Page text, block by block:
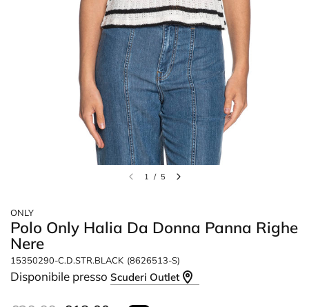
1 / 5
ONLY
Polo Only Halia Da Donna Panna Righe
Nere
15350290-C.D.STR.BLACK (8626513-S)
Disponibile pressoScuderi Outlet